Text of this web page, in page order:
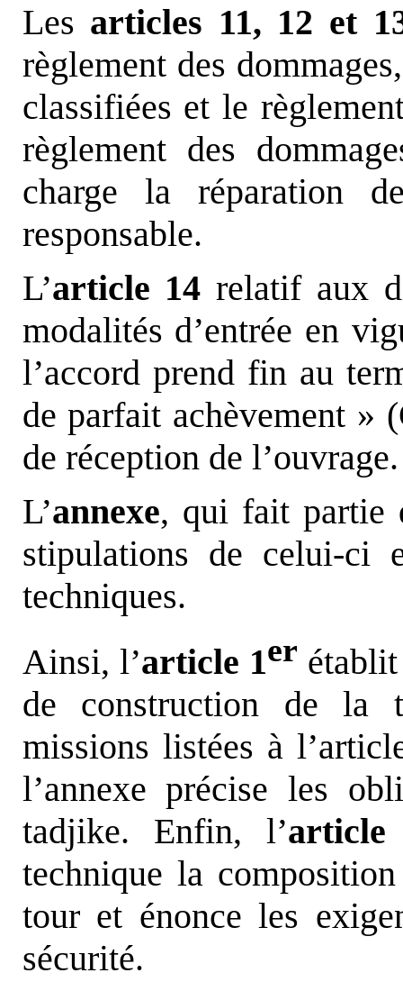
Les articles 11, 12 et
règlement des
classifiées et le
règlement des
charge la réparation
responsable.
L’article 14relatif aux
modalités d’entrée en
l’accord prend fin au
de parfait achèvement »
de réception de l’ouvrage.
L’annexe, qui fait partie
stipulations de celui-ci
techniques.
Ainsi, l’article 1er
de construction de la
missions listées à
l’annexe précise les
tadjike. Enfin, l’
technique la
tour et énonce les
sécurité.